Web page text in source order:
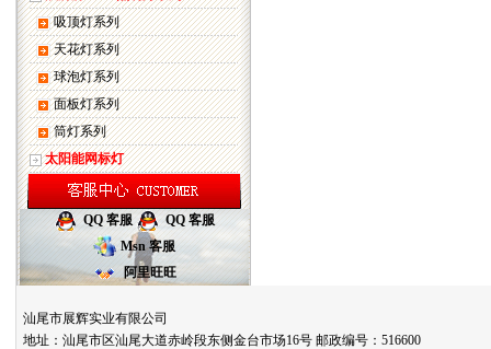
吸顶灯系列
天花灯系列
球泡灯系列
面板灯系列
筒灯系列
太阳能网标灯
QQ 客服
QQ 客服
Msn 客服
阿里旺旺
汕尾市展辉实业有限公司
地址：汕尾市区汕尾大道赤岭段东侧金台市场16号 邮政编号：516600